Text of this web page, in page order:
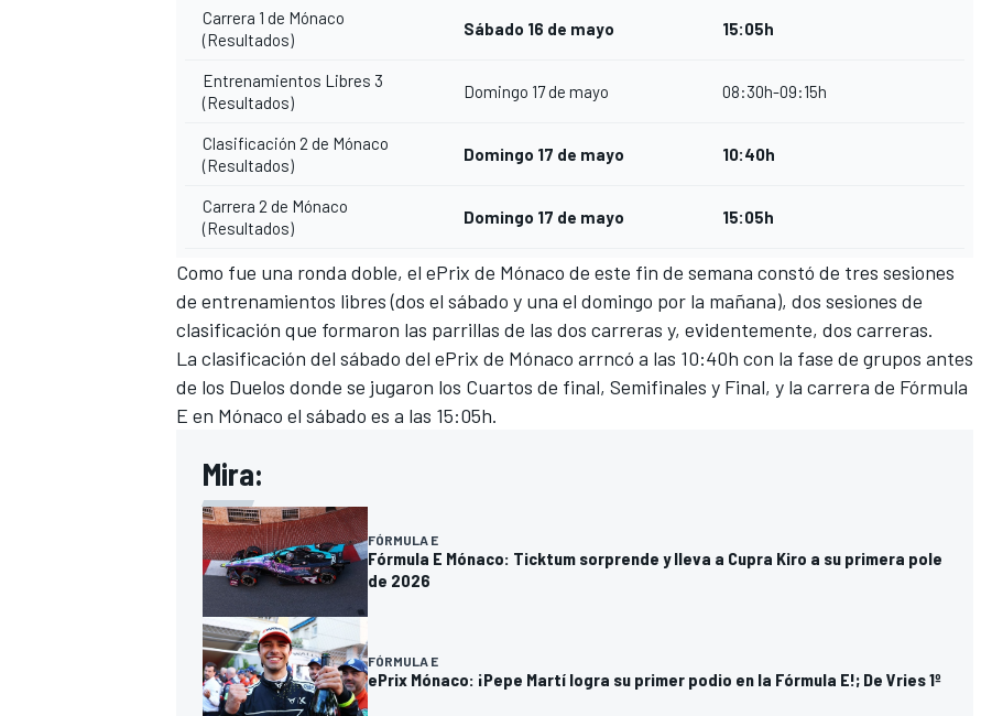
MÁS CATEGORÍAS
Carrera 1 de Mónaco
(Resultados)
Sábado 16 de mayo 15:05h
Entrenamientos Libres 3
(Resultados)
Domingo 17 de mayo 08:30h-09:15h
Clasificación 2 de Mónaco
(Resultados)
Domingo 17 de mayo 10:40h
Carrera 2 de Mónaco
(Resultados)
Domingo 17 de mayo 15:05h
Como fue una ronda doble, el ePrix de Mónaco de este fin de semana constó de tres sesiones
de entrenamientos libres (dos el sábado y una el domingo por la mañana), dos sesiones de
clasificación que formaron las parrillas de las dos carreras y, evidentemente, dos carreras.
La clasificación del sábado del ePrix de Mónaco arrncó a las 10:40h con la fase de grupos antes
de los Duelos donde se jugaron los Cuartos de final, Semifinales y Final, y la carrera de Fórmula
E en Mónaco el sábado es a las 15:05h.
Mira:
FÓRMULA E
Fórmula E Mónaco: Ticktum sorprende y lleva a Cupra Kiro a su primera pole
de 2026
FÓRMULA E
ePrix Mónaco: ¡Pepe Martí logra su primer podio en la Fórmula E!; De Vries 1º